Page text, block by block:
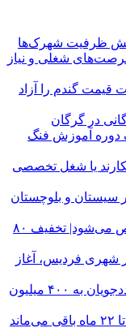
ظرفیت شهرک‌ها
شغلی و نیاز
قیمت گندم را آزاد
دوره آموزش فنگ
بیکارند یا شغل تخصصی
بزرگراه در سیستان و بلوچستان
کانتینرهای ایرانی در بندر کراچی ترخیص می‌شود| تخفیف ۸۰
شهری فردیس، آغاز
ضرورت افزایش سقف وام اشتغال مددجویان به ۴۰۰ میلیون